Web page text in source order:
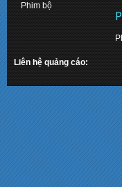
Phim bộ
Liên hệ quảng cáo: